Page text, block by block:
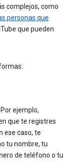
complejos, como
personas que
que pueden
Por ejemplo,
que te registres
ese caso, te
tu nombre, tu
de teléfono o tu